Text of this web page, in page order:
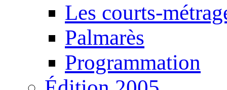
Les courts-
Palmarès
Programmation